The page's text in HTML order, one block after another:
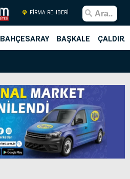
FİRMA REHBERİ
BAHÇESARAY BAŞKALE